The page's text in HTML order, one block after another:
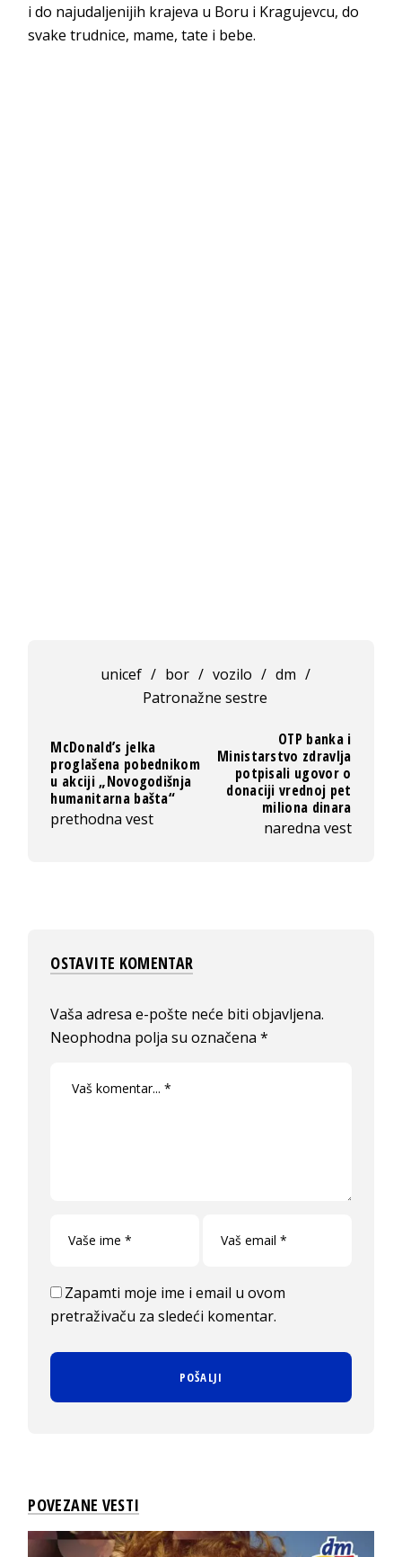
i do najudaljenijih krajeva u Boru i Kragujevcu, do
svake trudnice, mame, tate i bebe.
unicef / bor / vozilo / dm /
Patronažne sestre
McDonald’s jelka
proglašena pobednikom
u akciji „Novogodišnja
humanitarna bašta“
prethodna vest
OTP banka i
Ministarstvo zdravlja
potpisali ugovor o
donaciji vrednoj pet
miliona dinara
naredna vest
OSTAVITE KOMENTAR
Vaša adresa e-pošte neće biti objavljena.
Neophodna polja su označena*
Zapamti moje ime i email u ovom
pretraživaču za sledeći komentar.
POVEZANE VESTI